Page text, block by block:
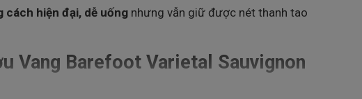
cách hiện đại, dễ uống nhưng vẫn giữ được nét thanh tao
Vang Barefoot Varietal Sauvignon